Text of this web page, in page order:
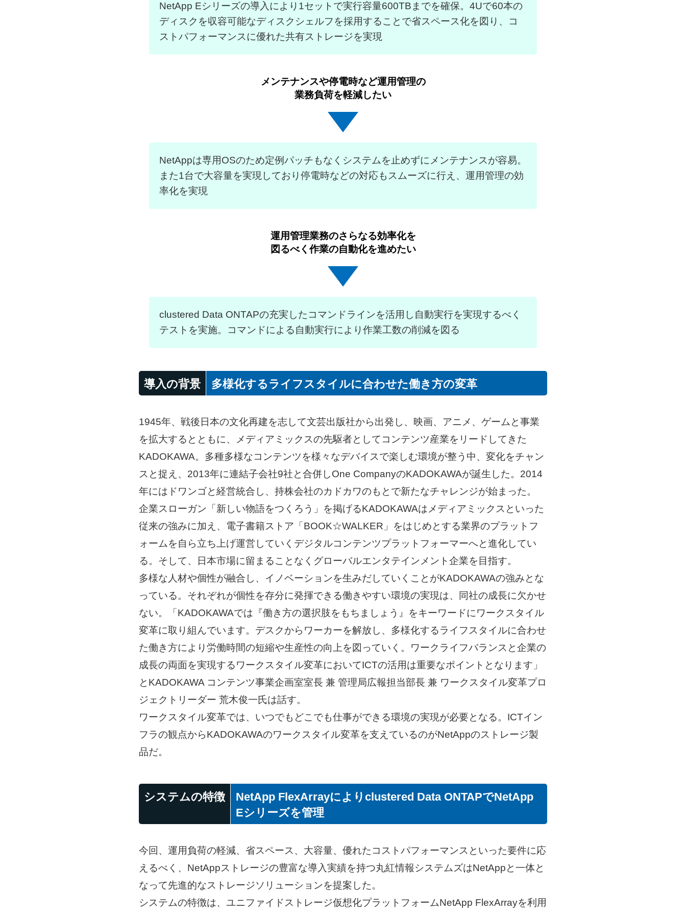
NetApp Eシリーズの導入により1セットで実行容量600TBまでを確保。4Uで60本の
ディスクを収容可能なディスクシェルフを採用することで省スペース化を図り、コ
ストパフォーマンスに優れた共有ストレージを実現
メンテナンスや停電時など運用管理の
業務負荷を軽減したい
NetAppは専用OSのため定例パッチもなくシステムを止めずにメンテナンスが容易。
また1台で大容量を実現しており停電時などの対応もスムーズに行え、運用管理の効
率化を実現
運用管理業務のさらなる効率化を
図るべく作業の自動化を進めたい
clustered Data ONTAPの充実したコマンドラインを活用し自動実行を実現するべく
テストを実施。コマンドによる自動実行により作業工数の削減を図る
導入の背景 多様化するライフスタイルに合わせた働き方の変革
1945年、戦後日本の文化再建を志して文芸出版社から出発し、映画、アニメ、ゲームと事業
を拡大するとともに、メディアミックスの先駆者としてコンテンツ産業をリードしてきた
KADOKAWA。多種多様なコンテンツを様々なデバイスで楽しむ環境が整う中、変化をチャン
スと捉え、2013年に連結子会社9社と合併しOne CompanyのKADOKAWAが誕生した。2014
年にはドワンゴと経営統合し、持株会社のカドカワのもとで新たなチャレンジが始まった。
企業スローガン「新しい物語をつくろう」を掲げるKADOKAWAはメディアミックスといった
従来の強みに加え、電子書籍ストア「BOOK☆WALKER」をはじめとする業界のプラットフ
ォームを自ら立ち上げ運営していくデジタルコンテンツプラットフォーマーへと進化してい
る。そして、日本市場に留まることなくグローバルエンタテインメント企業を目指す。
多様な人材や個性が融合し、イノベーションを生みだしていくことがKADOKAWAの強みとな
っている。それぞれが個性を存分に発揮できる働きやすい環境の実現は、同社の成長に欠かせ
ない。「KADOKAWAでは『働き方の選択肢をもちましょう』をキーワードにワークスタイル
変革に取り組んでいます。デスクからワーカーを解放し、多様化するライフスタイルに合わせ
た働き方により労働時間の短縮や生産性の向上を図っていく。ワークライフバランスと企業の
成長の両面を実現するワークスタイル変革においてICTの活用は重要なポイントとなります」
とKADOKAWA コンテンツ事業企画室室長 兼 管理局広報担当部長 兼 ワークスタイル変革プロ
ジェクトリーダー 荒木俊一氏は話す。
ワークスタイル変革では、いつでもどこでも仕事ができる環境の実現が必要となる。ICTイン
フラの観点からKADOKAWAのワークスタイル変革を支えているのがNetAppのストレージ製
品だ。
システムの特徴
NetApp FlexArrayによりclustered Data ONTAPでNetApp
Eシリーズを管理
今回、運用負荷の軽減、省スペース、大容量、優れたコストパフォーマンスといった要件に応
えるべく、NetAppストレージの豊富な導入実績を持つ丸紅情報システムズはNetAppと一体と
なって先進的なストレージソリューションを提案した。
システムの特徴は、ユニファイドストレージ仮想化プラットフォームNetApp FlexArrayを利用